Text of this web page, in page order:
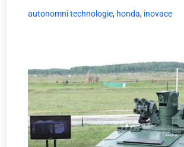
autonomní technologie, honda, inovace